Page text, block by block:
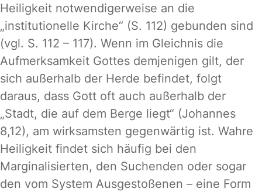
Heiligkeit notwendigerweise an die
„institutionelle Kirche“ (S. 112) gebunden sind
(vgl. S. 112 – 117). Wenn im Gleichnis die
Aufmerksamkeit Gottes demjenigen gilt, der
sich außerhalb der Herde befindet, folgt
daraus, dass Gott oft auch außerhalb der
„Stadt, die auf dem Berge liegt“ (Johannes
8,12), am wirksamsten gegenwärtig ist. Wahre
Heiligkeit findet sich häufig bei den
Marginalisierten, den Suchenden oder sogar
den vom System Ausgestoßenen – eine Form